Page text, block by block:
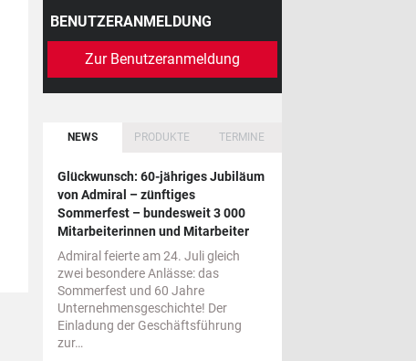
BENUTZERANMELDUNG
Zur Benutzeranmeldung
NEWS PRODUKTE TERMINE
Glückwunsch: 60-jähriges Jubiläum
von Admiral – zünftiges
Sommerfest – bundesweit 3 000
Mitarbeiterinnen und Mitarbeiter
Admiral feierte am 24. Juli gleich
zwei besondere Anlässe: das
Sommerfest und 60 Jahre
Unternehmensgeschichte! Der
Einladung der Geschäftsführung
zur…